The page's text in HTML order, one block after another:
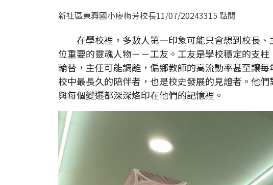
新社區東興國小廖梅芳校長11/07/20243315 點閱
在學校裡，多數人第一印象可能只會想到校長、
位重要的靈魂人物－－工友。工友是學校穩定的支
輪替，主任可能調離，偏鄉教師的高流動率甚至讓
校中最長久的陪伴者，也是校史發展的見證者。他
與每個變遷都深深烙印在他們的記憶裡。